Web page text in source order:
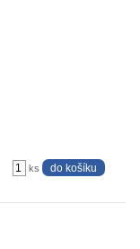
ks